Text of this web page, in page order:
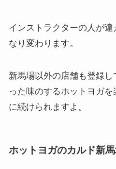
インストラクターの人が
なり変わります。
新馬場以外の店舗も登録
った味のするホットヨガ
に続けられますよ。
ホットヨガのカルド新